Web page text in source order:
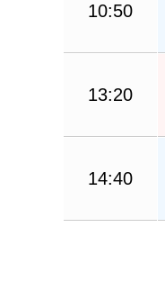
10:50
13:20
14:40